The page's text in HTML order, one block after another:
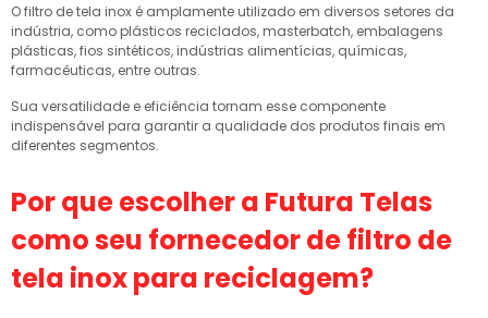
O filtro de tela inox é amplamente utilizado em diversos setores da
indústria, como plásticos reciclados, masterbatch, embalagens
plásticas, fios sintéticos, indústrias alimentícias, químicas,
farmacêuticas, entre outras.
Sua versatilidade e eficiência tornam esse componente
indispensável para garantir a qualidade dos produtos finais em
diferentes segmentos.
Por que escolher a Futura Telas
como seu fornecedor de filtro de
tela inox para reciclagem?